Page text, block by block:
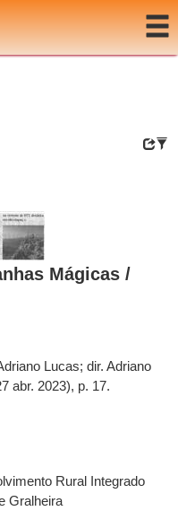
Mágicas /
Lucas; dir. Adriano
abr. 2023), p. 17.
Rural Integrado
Gralheira